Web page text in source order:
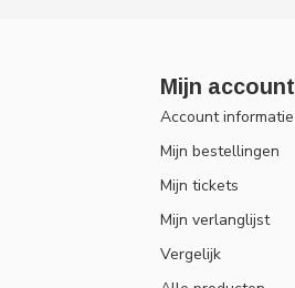
Mijn account
Account informatie
Mijn bestellingen
Mijn tickets
Mijn verlanglijst
Vergelijk